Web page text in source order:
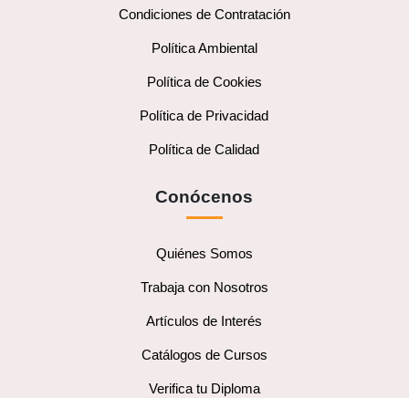
Condiciones de Contratación
Política Ambiental
Política de Cookies
Política de Privacidad
Política de Calidad
Conócenos
Quiénes Somos
Trabaja con Nosotros
Artículos de Interés
Catálogos de Cursos
Verifica tu Diploma